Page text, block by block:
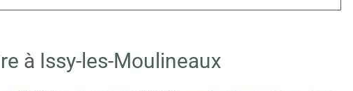
à Issy-les-Moulineaux